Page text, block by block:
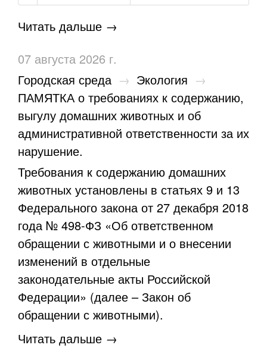
Читать дальше →
07 августа 2026 г.
Городская среда → Экология →
ПАМЯТКА о требованиях к содержанию,
выгулу домашних животных и об
административной ответственности за их
нарушение.
Требования к содержанию домашних
животных установлены в статьях 9 и 13
Федерального закона от 27 декабря 2018
года № 498-ФЗ «Об ответственном
обращении с животными и о внесении
изменений в отдельные
законодательные акты Российской
Федерации» (далее – Закон об
обращении с животными).
Читать дальше →